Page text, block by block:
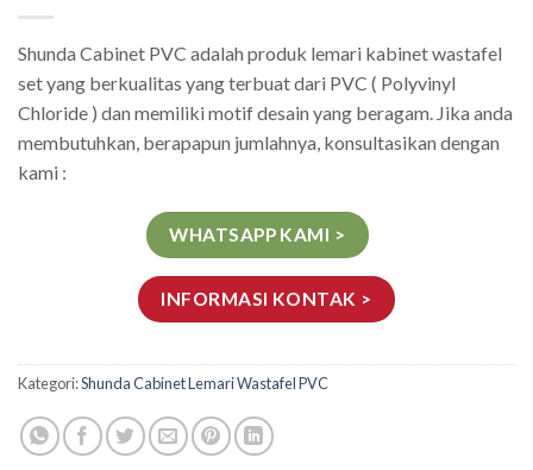
Shunda Cabinet PVC adalah produk lemari kabinet wastafel
set yang berkualitas yang terbuat dari PVC ( Polyvinyl
Chloride ) dan memiliki motif desain yang beragam. Jika anda
membutuhkan, berapapun jumlahnya, konsultasikan dengan
kami :
WHATSAPP KAMI >
INFORMASI KONTAK >
Kategori:Shunda Cabinet Lemari Wastafel PVC